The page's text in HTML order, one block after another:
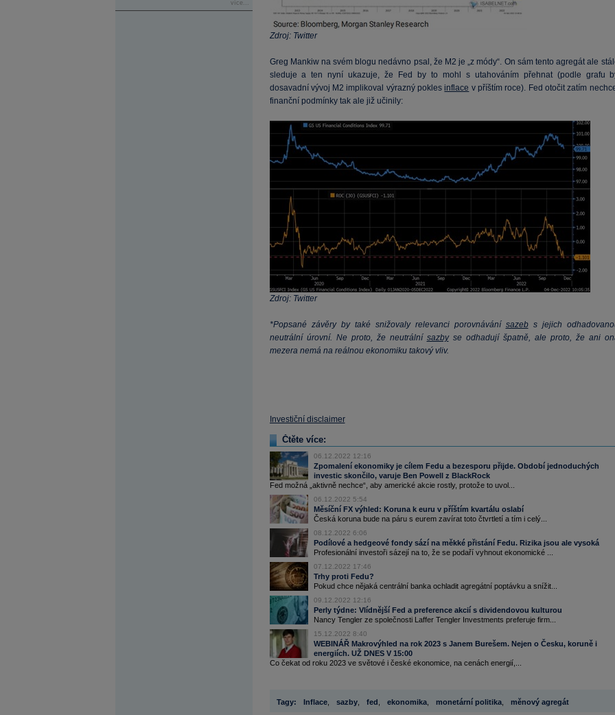
více...
Zdroj: Twitter
Greg Mankiw na svém blogu nedávno psal, že M2 je „z módy“. On sám tento agregát ale
sleduje a ten nyní ukazuje, že Fed by to mohl s utahováním přehnat (podle grafu
dosavadní vývoj M2 implikoval výrazný poklesinflace v příštím roce). Fed otočit zatím
finanční podmínky tak ale již učinily:
Zdroj: Twitter
*Popsané závěry by také snižovaly relevanci porovnávání sazebs jejich
neutrální úrovní. Ne proto, že neutrální sazbyse odhadují špatně, ale proto, že ani
mezera nemá na reálnou ekonomiku takový vliv.
Investiční disclaimer
Čtěte více:
06.12.2022 12:16
Zpomalení ekonomiky je cílem Fedu a bezesporu přijde. Období jednoduchých
investic skončilo, varuje Ben Powell z BlackRock
Fed možná „aktivně nechce“, aby americké akcie rostly, protože to uvol...
06.12.2022 5:54
Měsíční FX výhled: Koruna k euru v příštím kvartálu oslabí
Česká koruna bude na páru s eurem zavírat toto čtvrtletí a tím i celý...
08.12.2022 6:06
Podílové a hedgeové fondy sází na měkké přistání Fedu. Rizika jsou ale vysoká
Profesionální investoři sázejí na to, že se podaří vyhnout ekonomické ...
07.12.2022 17:46
Trhy proti Fedu?
Pokud chce nějaká centrální banka ochladit agregátní poptávku a snížit...
09.12.2022 12:16
Perly týdne: Vlídnější Fed a preference akcií s dividendovou kulturou
Nancy Tengler ze společnosti Laffer Tengler Investments preferuje firm...
15.12.2022 8:40
WEBINÁŘ Makrovýhled na rok 2023 s Janem Burešem. Nejen o Česku, koruně i
energiích. UŽ DNES V 15:00
Co čekat od roku 2023 ve světové i české ekonomice, na cenách energií,...
Tagy: Inflace, sazby, fed ekonomika, monetární politika, měnový agregát